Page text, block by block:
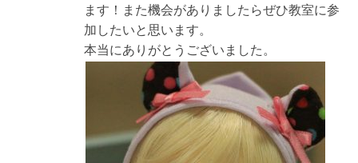
ます！また機会がありましたらぜひ教室に参
加したいと思います。
本当にありがとうございました。